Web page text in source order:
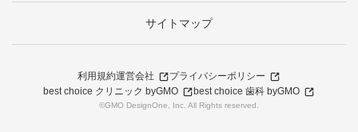
サイトマップ
利用規約運営会社
プライバシーポリシー
best choice クリニック byGMO
best choice 歯科 byGMO
©GMO DesignOne, Inc. All Rights reserved.